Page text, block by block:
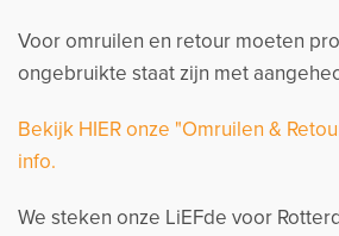
Voor omruilen en retour moeten
ongebruikte staat zijn met
Bekijk HIER onze "Omruilen &
info.
We steken onze LiEFde voor